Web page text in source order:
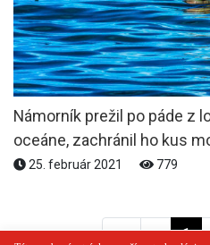
Námorník prežil po páde z
oceáne, zachránil ho kus
25. február 2021 779
<< < 1